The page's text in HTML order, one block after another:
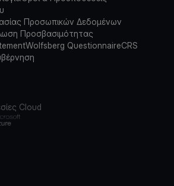
Προσωπικών Δεδομένων
Προσβασιμότητας
Wolfsberg QuestionnaireCRS
Cloud